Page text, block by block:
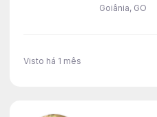
Goiânia, GO
Visto há 1 mês